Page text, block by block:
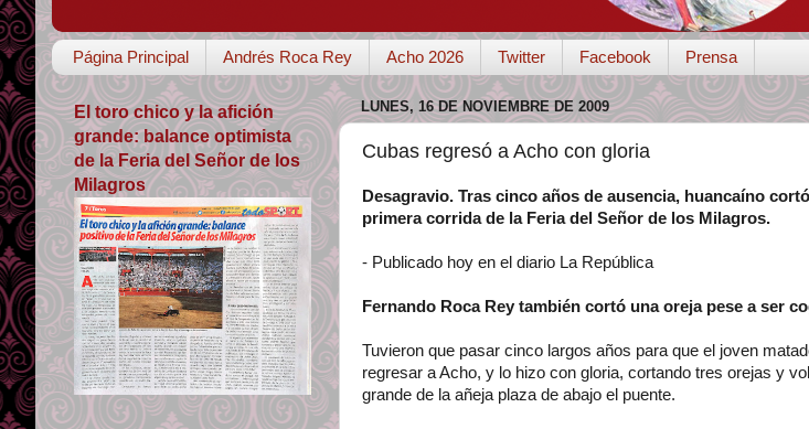
Página Principal Andrés Roca Rey Acho 2026 Twitter Facebook Prensa
LUNES, 16 DE NOVIEMBRE DE 2009
Cubas regresó a Acho con gloria
Desagravio. Tras cinco años de ausencia, huancaíno
primera corrida de la Feria del Señor de los Milagros.
- Publicado hoy en el diario La República
Fernando Roca Rey también cortó una oreja pese a ser
Tuvieron que pasar cinco largos años para que el joven
regresar a Acho, y lo hizo con gloria, cortando tres orejas y
grande de la añeja plaza de abajo el puente.
El toro chico y la afición
grande: balance optimista
de la Feria del Señor de los
Milagros